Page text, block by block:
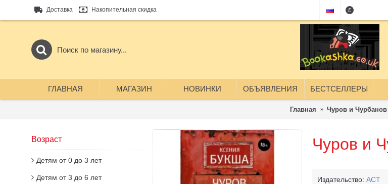
Доставка Накопительная скидка £
ГЛАВНАЯ МАГАЗИН НОВИНКИ ОБЪЯВЛЕНИЯ БЕСТСЕЛЛЕРЫ
Главная Чуров и Чурбанов
Возраст
Детям от 0 до 3 лет
Детям от 3 до 6 лет
Чуров и
Издательство: АСТ